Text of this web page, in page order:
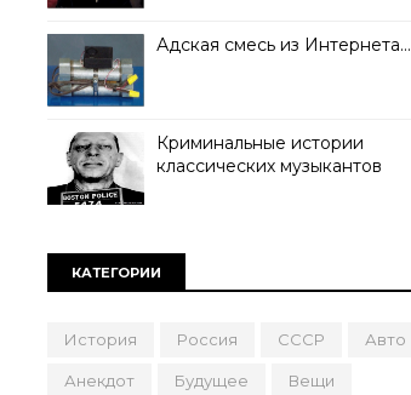
Адская смесь из Интернета…
Криминальные истории
классических музыкантов
КАТЕГОРИИ
История Россия СССР Авто
Анекдот Будущее Вещи